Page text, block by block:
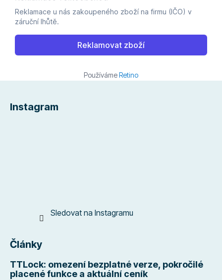
PoužívámeRetino
Instagram
Sledovat na Instagramu
Články
TTLock: omezení bezplatné verze, pokročilé
placené funkce a aktuální ceník